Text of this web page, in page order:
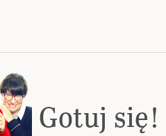
Gotuj się!